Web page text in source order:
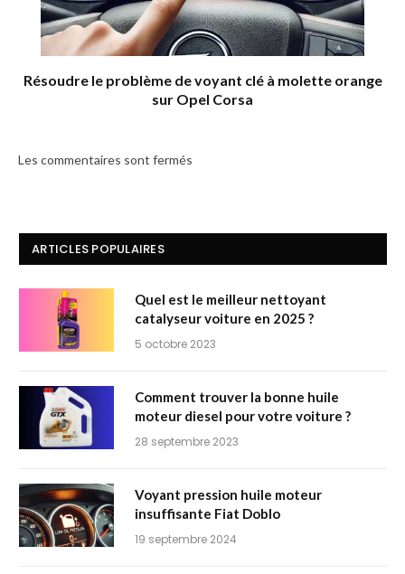
Résoudre le problème de voyant clé à molette orange
sur Opel Corsa
Les commentaires sont fermés
ARTICLES POPULAIRES
Quel est le meilleur nettoyant
catalyseur voiture en 2025 ?
5 octobre 2023
Comment trouver la bonne huile
moteur diesel pour votre voiture ?
28 septembre 2023
Voyant pression huile moteur
insuffisante Fiat Doblo
19 septembre 2024